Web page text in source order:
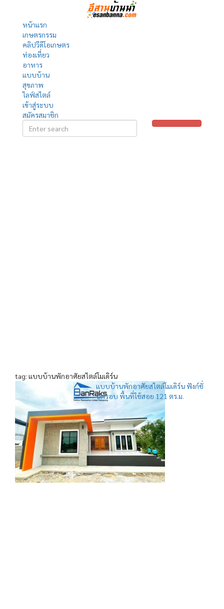
หน้าแรก
เกษตรกรรม
คลิปวีดีโอเกษตร
ท่องเที่ยว
อาหาร
แบบบ้าน
สุขภาพ
ไลฟ์สไตล์
เข้าสู่ระบบ
สมัครสมาชิก
tag: แบบบ้านพักอาศัยสไตล์โมเดิร์น
แบบบ้านพักอาศัยสไตล์โมเดิร์น ฟังก์ชั่
นครอบ พื้นที่ใช้สอย 121 ตร.ม.